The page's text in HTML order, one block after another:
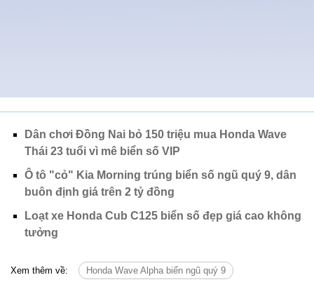
Dân chơi Đồng Nai bỏ 150 triệu mua Honda Wave
Thái 23 tuổi vì mê biển số VIP
Ô tô "cỏ" Kia Morning trúng biển số ngũ quý 9, dân
buôn định giá trên 2 tỷ đồng
Loạt xe Honda Cub C125 biển số đẹp giá cao không
tưởng
Xem thêm về: Honda Wave Alpha biển ngũ quý 9